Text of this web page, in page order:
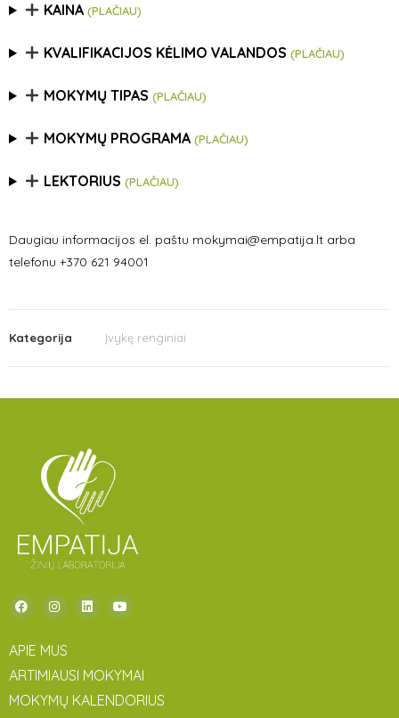
KAINA(PLAČIAU)
KVALIFIKACIJOS KĖLIMO VALANDOS(PLAČIAU)
MOKYMŲ TIPAS(PLAČIAU)
MOKYMŲ PROGRAMA(PLAČIAU)
LEKTORIUS(PLAČIAU)
Daugiau informacijos el. paštu mokymai@empatija.lt arba
telefonu +370 621 94001
Kategorija Įvykę renginiai
APIE MUS
ARTIMIAUSI MOKYMAI
MOKYMŲ KALENDORIUS